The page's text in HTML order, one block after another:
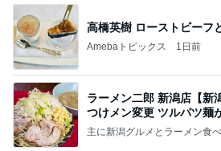
高橋英樹 ローストビーフ
Amebaトピックス 1日前
ラーメン二郎 新潟店【新
つけメン変更 ツルパツ麺
主に新潟グルメとラーメン食